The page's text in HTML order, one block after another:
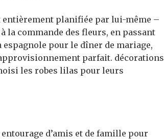
entièrement planifiée par lui-même –
la commande des fleurs, en passant
espagnole pour le dîner de mariage,
parfait. décorations
les robes lilas pour leurs
d’amis et de famille pour